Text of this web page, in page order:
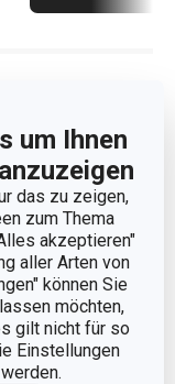
um Ihnen
das zu zeigen,
zum Thema
akzeptieren"
aller Arten von
können Sie
möchten,
gilt nicht für so
Einstellungen